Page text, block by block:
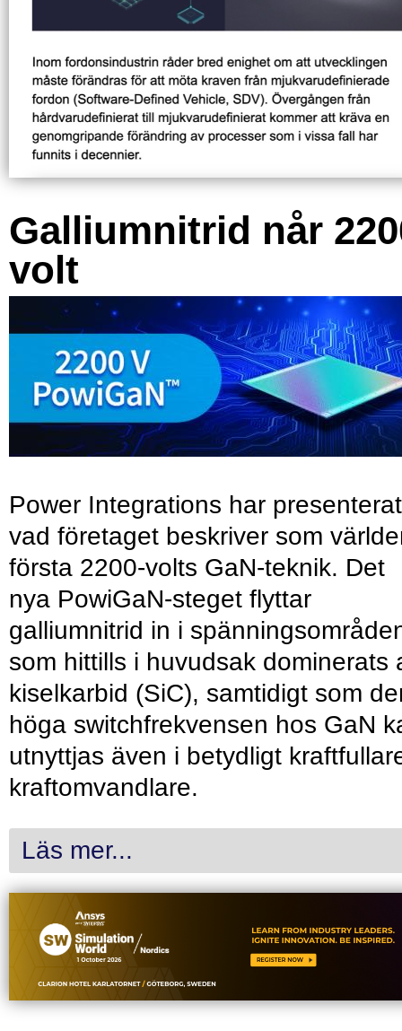
Galliumnitrid når
volt
Power Integrations har presenterat
vad företaget beskriver som
första 2200-volts GaN-teknik. Det
nya PowiGaN-steget flyttar
galliumnitrid in i
som hittills i huvudsak dominerats
kiselkarbid (SiC), samtidigt som
höga switchfrekvensen hos GaN
utnyttjas även i betydligt
kraftomvandlare.
Läs mer...